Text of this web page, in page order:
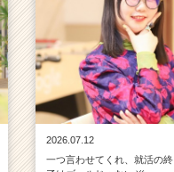
2026.07.12
一つ言わせてくれ、就活の終